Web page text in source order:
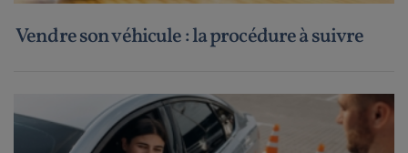
Vendre son véhicule : la procédure à suivre